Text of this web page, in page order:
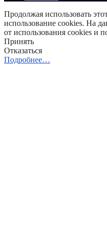
Продолжая использовать
использование cookies. На
от использования cookies и
Принять
Отказаться
Подробнее…